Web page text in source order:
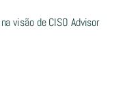
visão de CISO Advisor